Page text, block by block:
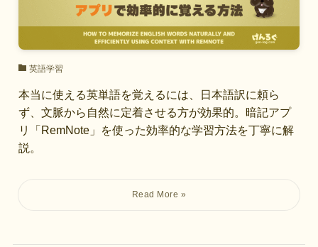
英語学習
本当に使える英単語を覚えるには、日本語訳に頼ら
ず、文脈から自然に定着させる方が効果的。暗記アプ
リ「RemNote」を使った効率的な学習方法を丁寧に解
説。